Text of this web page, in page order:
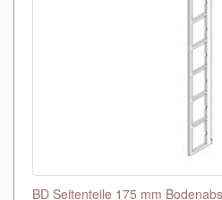
BD Seitenteile 175 mm